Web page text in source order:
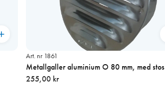
Art. nr 1861
Metallgaller aluminium O 80 mm, med stos
255,00 kr